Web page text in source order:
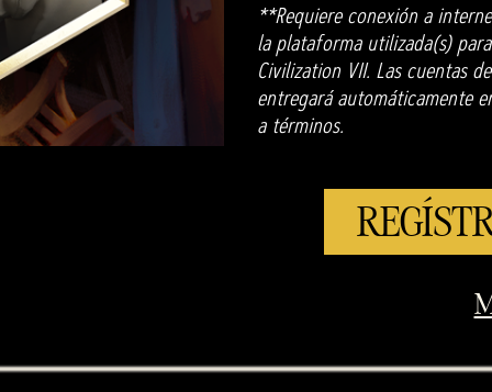
**Requiere conexión a
la plataforma utilizada(s)
Civilization VII. Las cuentas
entregará automáticamente
a términos.